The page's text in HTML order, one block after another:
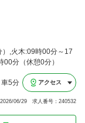
,火木:09時00分～17
分（休憩0分）
5分 アクセス
06/29 求人番号：240532